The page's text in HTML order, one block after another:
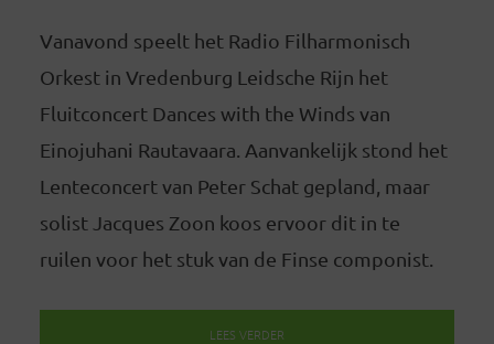
Vanavond speelt het Radio Filharmonisch
Orkest in Vredenburg Leidsche Rijn het
Fluitconcert Dances with the Winds van
Einojuhani Rautavaara. Aanvankelijk stond het
Lenteconcert van Peter Schat gepland, maar
solist Jacques Zoon koos ervoor dit in te
ruilen voor het stuk van de Finse componist.
LEES VERDER